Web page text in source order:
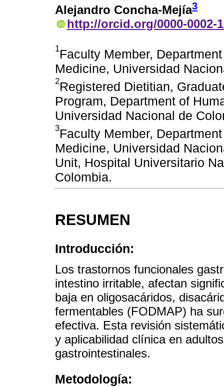
Alejandro Concha-Mejía3
http://orcid.org/0000-0002-
1Faculty Member,
Medicine, Universidad
2Registered Dietitian,
Program, Department of
Universidad Nacional de
3Faculty Member,
Medicine, Universidad
Unit, Hospital Universitario
Colombia.
RESUMEN
Introducción:
Los trastornos funcionales
intestino irritable, afectan
baja en oligosacáridos,
fermentables (FODMAP) ha
efectiva. Esta revisión
y aplicabilidad clínica en
gastrointestinales.
Metodología: